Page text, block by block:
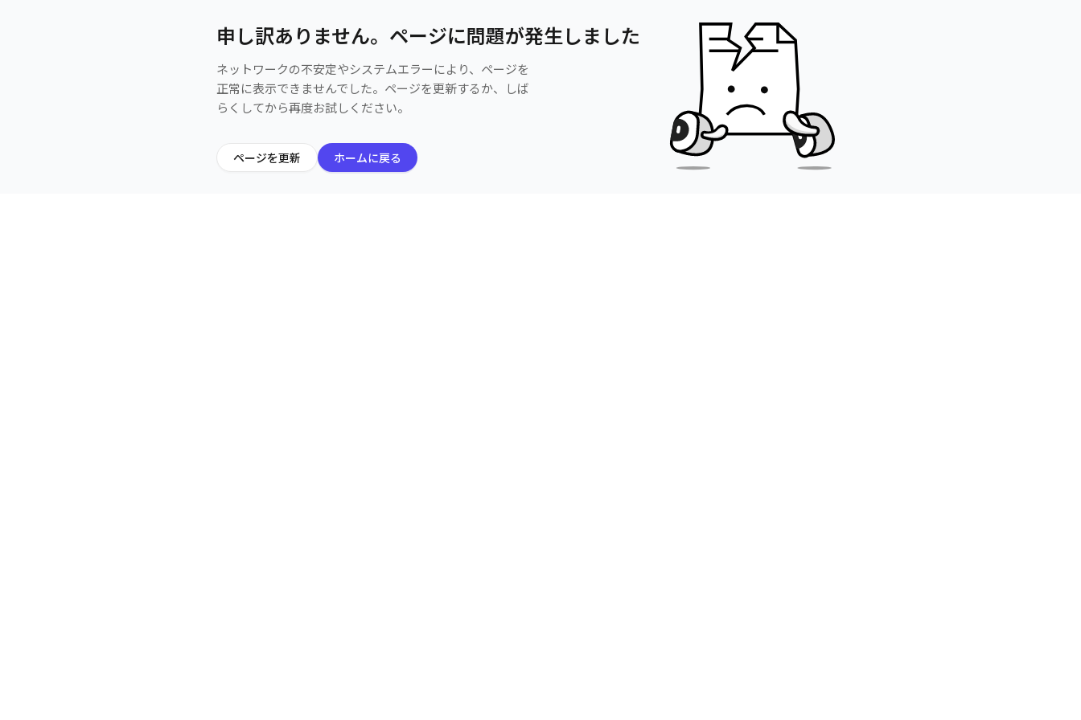
申し訳ありません。ページに問題が発生しました
ネットワークの不安定やシステムエラーにより、ページを
正常に表示できませんでした。ページを更新するか、しば
らくしてから再度お試しください。
ページを更新 ホームに戻る